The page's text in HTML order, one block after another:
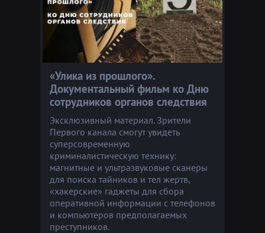
«Улика из прошлого».
Документальный фильм ко Дню
сотрудников органов следствия
Эксклюзивный материал. Зрители
Первого канала смогут увидеть
суперсовременную
криминалистическую технику:
магнитные и ультразвуковые сканеры
для поиска тайников и тел жертв,
«хакерские» гаджеты для сбора
оперативной информации с телефонов
и компьютеров предполагаемых
преступников.